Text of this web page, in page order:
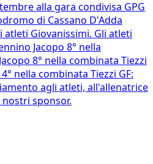
alla gara condivisa GPG
di Cassano D'Adda
Giovanissimi. Gli atleti
Jacopo 8° nella
8° nella combinata Tiezzi
nella combinata Tiezzi GF:
agli atleti, all'allenatrice
sponsor.